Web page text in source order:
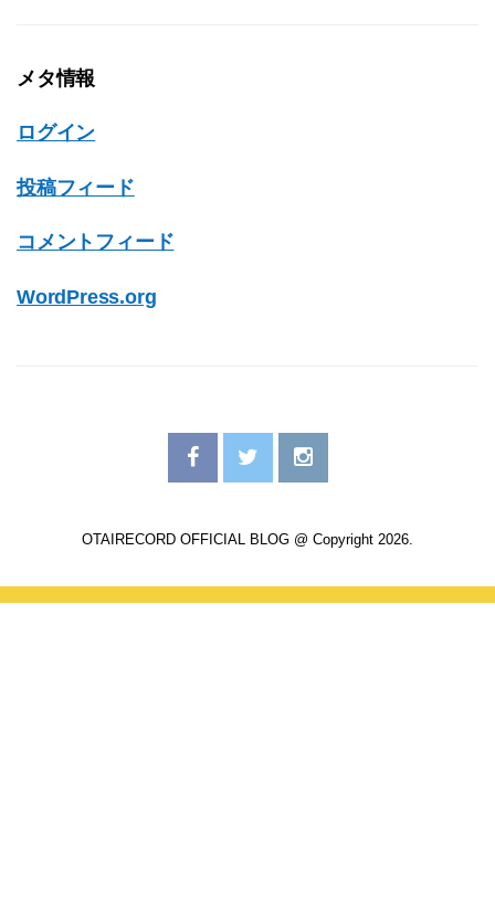
メタ情報
ログイン
投稿フィード
コメントフィード
WordPress.org
OTAIRECORD OFFICIAL BLOG @ Copyright 2026.